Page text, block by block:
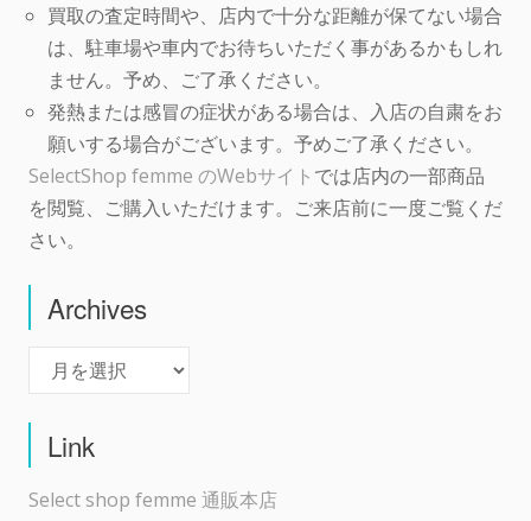
買取の査定時間や、店内で十分な距離が保てない場合
は、駐車場や車内でお待ちいただく事があるかもしれ
ません。予め、ご了承ください。
発熱または感冒の症状がある場合は、入店の自粛をお
願いする場合がございます。予めご了承ください。
SelectShop femme のWebサイト では店内の一部商品
を閲覧、ご購入いただけます。ご来店前に一度ご覧くだ
さい。
Archives
Link
Select shop femme 通販本店